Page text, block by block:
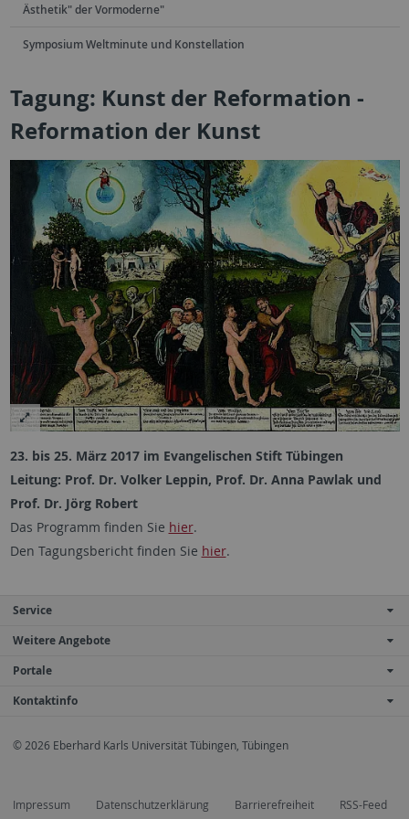
Ästhetik" der Vormoderne"
Symposium Weltminute und Konstellation
Tagung: Kunst der Reformation -
Reformation der Kunst
23. bis 25. März 2017 im Evangelischen Stift Tübingen
Leitung: Prof. Dr. Volker Leppin, Prof. Dr. Anna Pawlak und
Prof. Dr. Jörg Robert
Das Programm finden Sie hier.
Den Tagungsbericht finden Sie hier.
Service
Weitere Angebote
Portale
Kontaktinfo
© 2026 Eberhard Karls Universität Tübingen, Tübingen
Impressum Datenschutzerklärung Barrierefreiheit RSS-Feed